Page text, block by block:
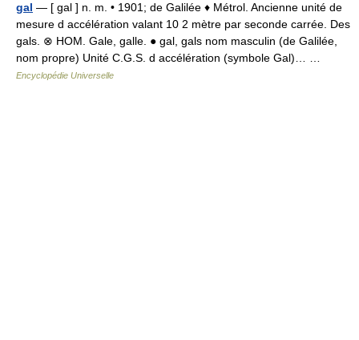
gal — [ gal ] n. m. • 1901; de Galilée ♦ Métrol. Ancienne unité de
mesure d accélération valant 10 2 mètre par seconde carrée. Des
gals. ⊗ HOM. Gale, galle. ● gal, gals nom masculin (de Galilée,
nom propre) Unité C.G.S. d accélération (symbole Gal)… …
Encyclopédie Universelle